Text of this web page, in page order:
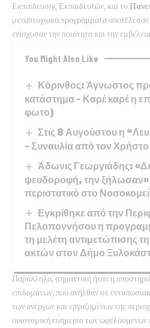
Εκπαίδευσης Εκπαιδευτών, και το
μεταπτυχιακά προγράμματα
ενίσχυσαν την ποιότητα και την
You Might Also Like
Κόρινθος: Άγνωστος
κατάστημα – Καρέ καρέ η
φωτο)
Στις 8 Αυγούστου η
– Συναυλία από τον
Άδωνις Γεωργιάδης:
ψευδοροφή, την ξήλωσαν»
περιστατικό στο
Εγκρίθηκε από την
Πελοποννήσου η
τη μελέτη αντιμετώπισης
ακτών στον Δήμο
Παράλληλα, σημαντική ήταν η
επιδομάτων, που ανήλθαν σε
των ανέργων και εργαζομένων της
οικονομική ευημερία των ωφελούμενων